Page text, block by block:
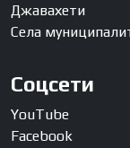
Джавахети
Села
Соцсети
YouTube
Facebook